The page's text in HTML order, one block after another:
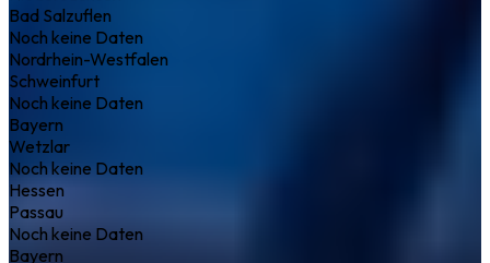
Bad Salzuflen
Noch keine Daten
Nordrhein-Westfalen
Schweinfurt
Noch keine Daten
Bayern
Wetzlar
Noch keine Daten
Hessen
Passau
Noch keine Daten
Bayern